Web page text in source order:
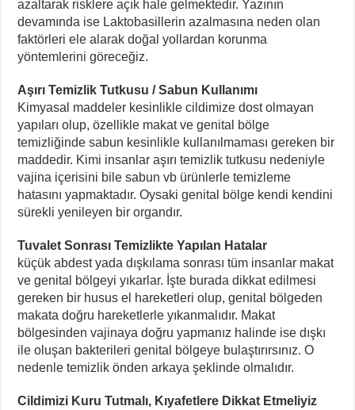
azaltarak risklere açık hale gelmektedir. Yazının
devamında ise Laktobasillerin azalmasına neden olan
faktörleri ele alarak doğal yollardan korunma
yöntemlerini göreceğiz.
Aşırı Temizlik Tutkusu / Sabun Kullanımı
Kimyasal maddeler kesinlikle cildimize dost olmayan
yapıları olup, özellikle makat ve genital bölge
temizliğinde sabun kesinlikle kullanılmaması gereken bir
maddedir. Kimi insanlar aşırı temizlik tutkusu nedeniyle
vajina içerisini bile sabun vb ürünlerle temizleme
hatasını yapmaktadır. Oysaki genital bölge kendi kendini
sürekli yenileyen bir organdır.
Tuvalet Sonrası Temizlikte Yapılan Hatalar
küçük abdest yada dışkılama sonrası tüm insanlar makat
ve genital bölgeyi yıkarlar. İşte burada dikkat edilmesi
gereken bir husus el hareketleri olup, genital bölgeden
makata doğru hareketlerle yıkanmalıdır. Makat
bölgesinden vajinaya doğru yapmanız halinde ise dışkı
ile oluşan bakterileri genital bölgeye bulaştırırsınız. O
nedenle temizlik önden arkaya şeklinde olmalıdır.
Cildimizi Kuru Tutmalı, Kıyafetlere Dikkat Etmeliyiz